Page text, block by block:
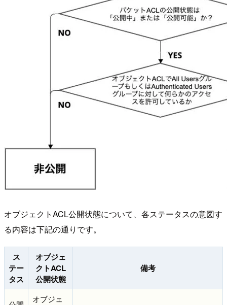
オブジェクトACL公開状態について、各ステータスの意図す
る内容は下記の通りです。
ス
テー
タス
オブジェ
クトACL
公開状態
備考
オブジェ